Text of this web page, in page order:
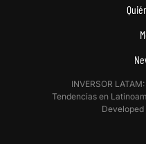
INVERSOR
Tendencias en
Developed